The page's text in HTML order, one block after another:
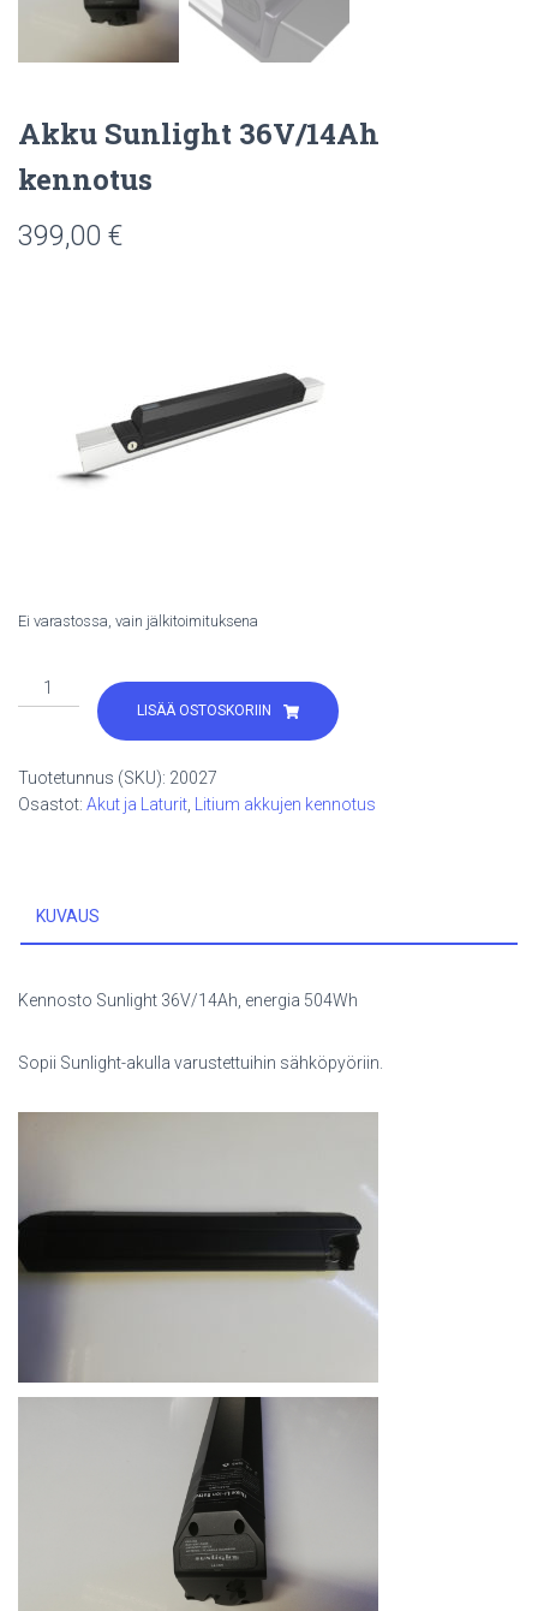
Akku Sunlight 36V/14Ah
kennotus
399,00 €
Ei varastossa, vain jälkitoimituksena
Akku
Sunlight
määrä
LISÄÄ OSTOSKORIIN
Tuotetunnus (SKU): 20027
Osastot: Akut ja Laturit, Litium akkujen kennotus
KUVAUS
Kennosto Sunlight 36V/14Ah, energia 504Wh
Sopii Sunlight-akulla varustettuihin sähköpyöriin.